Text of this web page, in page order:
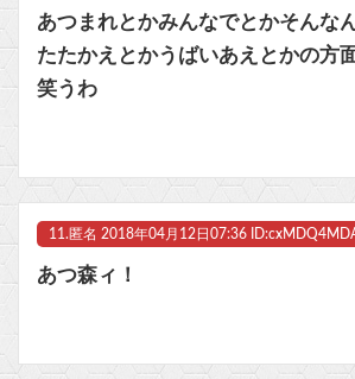
あつまれとかみんなでとかそんな
たたかえとかうばいあえとかの方
笑うわ
11. 匿名 2018年04月12日07:36
あつ森ィ！